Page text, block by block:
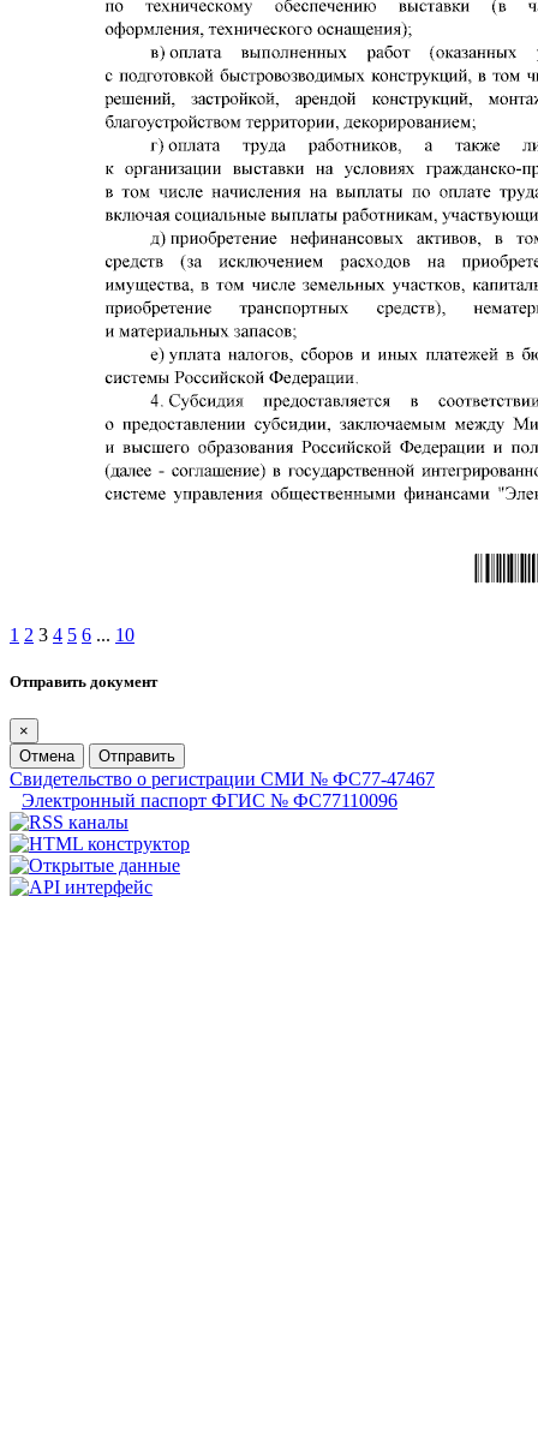
1 2 3 4 5 6 ... 10
Отправить документ
×
Отмена
Отправить
Свидетельство о регистрации СМИ № ФС77-47467
Электронный паспорт ФГИС № ФС77110096